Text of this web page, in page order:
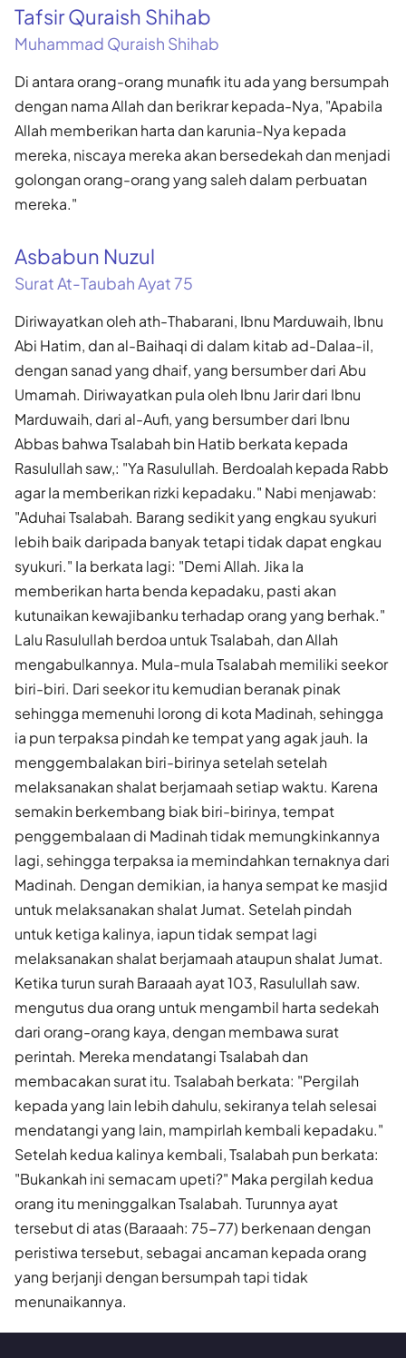
Tafsir Quraish Shihab
Muhammad Quraish Shihab
Di antara orang-orang munafik itu ada yang bersumpah
dengan nama Allah dan berikrar kepada-Nya, "Apabila
Allah memberikan harta dan karunia-Nya kepada
mereka, niscaya mereka akan bersedekah dan menjadi
golongan orang-orang yang saleh dalam perbuatan
mereka."
Asbabun Nuzul
Surat At-Taubah Ayat 75
Diriwayatkan oleh ath-Thabarani, Ibnu Marduwaih, Ibnu
Abi Hatim, dan al-Baihaqi di dalam kitab ad-Dalaa-il,
dengan sanad yang dhaif, yang bersumber dari Abu
Umamah. Diriwayatkan pula oleh Ibnu Jarir dari Ibnu
Marduwaih, dari al-Aufi, yang bersumber dari Ibnu
Abbas bahwa Tsalabah bin Hatib berkata kepada
Rasulullah saw,: "Ya Rasulullah. Berdoalah kepada Rabb
agar Ia memberikan rizki kepadaku." Nabi menjawab:
"Aduhai Tsalabah. Barang sedikit yang engkau syukuri
lebih baik daripada banyak tetapi tidak dapat engkau
syukuri." Ia berkata lagi: "Demi Allah. Jika Ia
memberikan harta benda kepadaku, pasti akan
kutunaikan kewajibanku terhadap orang yang berhak."
Lalu Rasulullah berdoa untuk Tsalabah, dan Allah
mengabulkannya. Mula-mula Tsalabah memiliki seekor
biri-biri. Dari seekor itu kemudian beranak pinak
sehingga memenuhi lorong di kota Madinah, sehingga
ia pun terpaksa pindah ke tempat yang agak jauh. Ia
menggembalakan biri-birinya setelah setelah
melaksanakan shalat berjamaah setiap waktu. Karena
semakin berkembang biak biri-birinya, tempat
penggembalaan di Madinah tidak memungkinkannya
lagi, sehingga terpaksa ia memindahkan ternaknya dari
Madinah. Dengan demikian, ia hanya sempat ke masjid
untuk melaksanakan shalat Jumat. Setelah pindah
untuk ketiga kalinya, iapun tidak sempat lagi
melaksanakan shalat berjamaah ataupun shalat Jumat.
Ketika turun surah Baraaah ayat 103, Rasulullah saw.
mengutus dua orang untuk mengambil harta sedekah
dari orang-orang kaya, dengan membawa surat
perintah. Mereka mendatangi Tsalabah dan
membacakan surat itu. Tsalabah berkata: "Pergilah
kepada yang lain lebih dahulu, sekiranya telah selesai
mendatangi yang lain, mampirlah kembali kepadaku."
Setelah kedua kalinya kembali, Tsalabah pun berkata:
"Bukankah ini semacam upeti?" Maka pergilah kedua
orang itu meninggalkan Tsalabah. Turunnya ayat
tersebut di atas (Baraaah: 75-77) berkenaan dengan
peristiwa tersebut, sebagai ancaman kepada orang
yang berjanji dengan bersumpah tapi tidak
menunaikannya.